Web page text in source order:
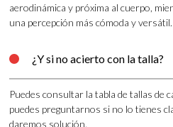
aerodinámica y próxima al cuerpo,
una percepción más cómoda y versátil.
 ¿Y si no acierto con la talla?
Puedes consultar la tabla de tallas de
puedes preguntarnos si no lo tienes
daremos solución.